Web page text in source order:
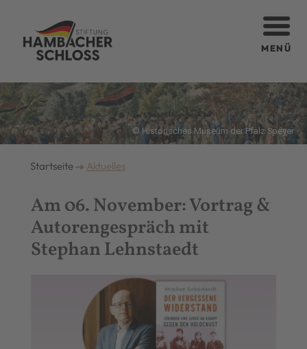
© Historisches Museum der Pfalz Speyer
Startseite Aktuelles
Am 06. November: Vortrag &
Autorengespräch mit
Stephan Lehnstaedt
MENÜ